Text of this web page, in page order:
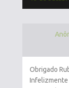
Obrigado
Infelizmente